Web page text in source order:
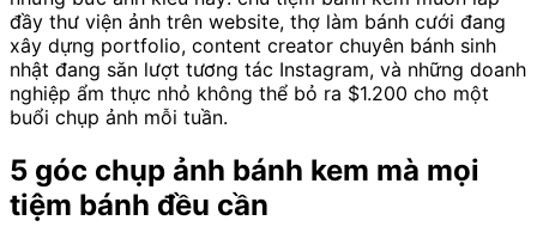
đầy thư viện ảnh trên website, thợ làm bánh cưới đang
xây dựng portfolio, content creator chuyên bánh sinh
nhật đang săn lượt tương tác Instagram, và những doanh
nghiệp ẩm thực nhỏ không thể bỏ ra $1.200 cho một
buổi chụp ảnh mỗi tuần.
5 góc chụp ảnh bánh kem mà mọi
tiệm bánh đều cần